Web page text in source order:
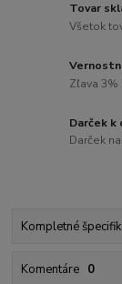
Tovar
Všetok
Zľava
Darček k
Darček
Kompletné
Komentáre 0